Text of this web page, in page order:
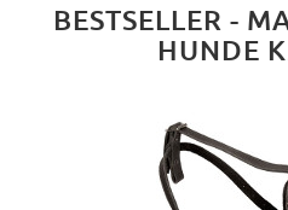
BESTSELLER -
HUNDE